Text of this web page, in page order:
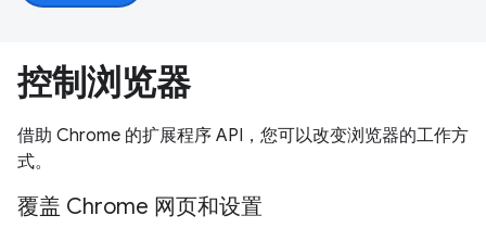
控制浏览器
借助 Chrome 的扩展程序 API，您可以改变浏览器的工作方
式。
覆盖 Chrome 网页和设置